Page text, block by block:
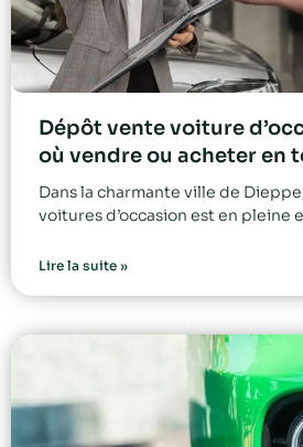
Dépôt vente voiture
où vendre ou acheter en
Dans la charmante ville de
voitures d’occasion est en pleine
Lire la suite »